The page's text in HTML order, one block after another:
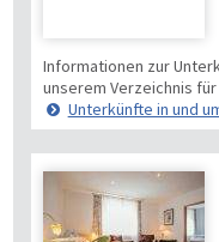
Informationen zur
unserem Verzeichnis für
Unterkünfte in und